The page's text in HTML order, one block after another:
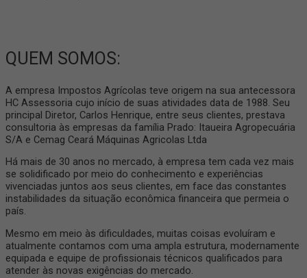
QUEM SOMOS:
A empresa Impostos Agrícolas teve origem na sua antecessora
HC Assessoria cujo início de suas atividades data de 1988. Seu
principal Diretor, Carlos Henrique, entre seus clientes, prestava
consultoria às empresas da família Prado: Itaueira Agropecuária
S/A e Cemag Ceará Máquinas Agricolas Ltda
Há mais de 30 anos no mercado, à empresa tem cada vez mais
se solidificado por meio do conhecimento e experiências
vivenciadas juntos aos seus clientes, em face das constantes
instabilidades da situação econômica financeira que permeia o
país.
Mesmo em meio às dificuldades, muitas coisas evoluíram e
atualmente contamos com uma ampla estrutura, modernamente
equipada e equipe de profissionais técnicos qualificados para
atender às novas exigências do mercado.